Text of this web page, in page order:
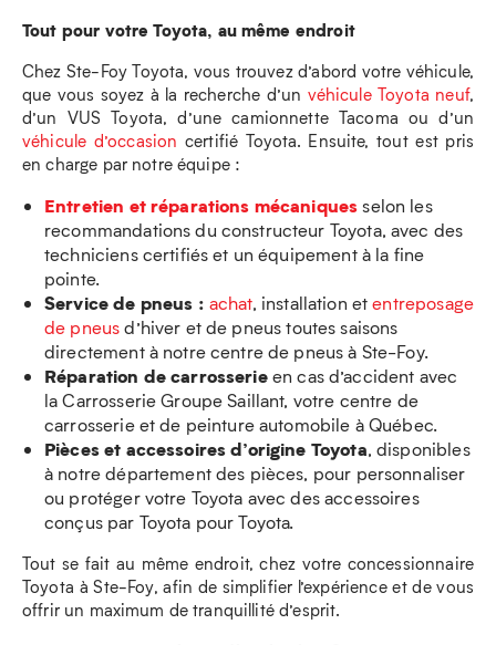
Tout pour votre Toyota, au même endroit
Chez Ste-Foy Toyota, vous trouvez d’abord votre véhicule,
que vous soyez à la recherche d’un véhicule Toyota neuf,
d’un VUS Toyota, d’une camionnette Tacoma ou d’un
véhicule d’occasion certifié Toyota. Ensuite, tout est pris
en charge par notre équipe :
Entretien et réparations mécaniquesselon les
recommandations du constructeur Toyota, avec des
techniciens certifiés et un équipement à la fine
pointe.
Service de pneus : achat, installation etentreposage
de pneusd’hiver et de pneus toutes saisons
directement à notre centre de pneus à Ste-Foy.
Réparation de carrosserieen cas d’accident avec
la Carrosserie Groupe Saillant, votre centre de
carrosserie et de peinture automobile à Québec.
Pièces et accessoires d’origine Toyota, disponibles
à notre département des pièces, pour personnaliser
ou protéger votre Toyota avec des accessoires
conçus par Toyota pour Toyota.
Tout se fait au même endroit, chez votre concessionnaire
Toyota à Ste-Foy, afin de simplifier l’expérience et de vous
offrir un maximum de tranquillité d’esprit.